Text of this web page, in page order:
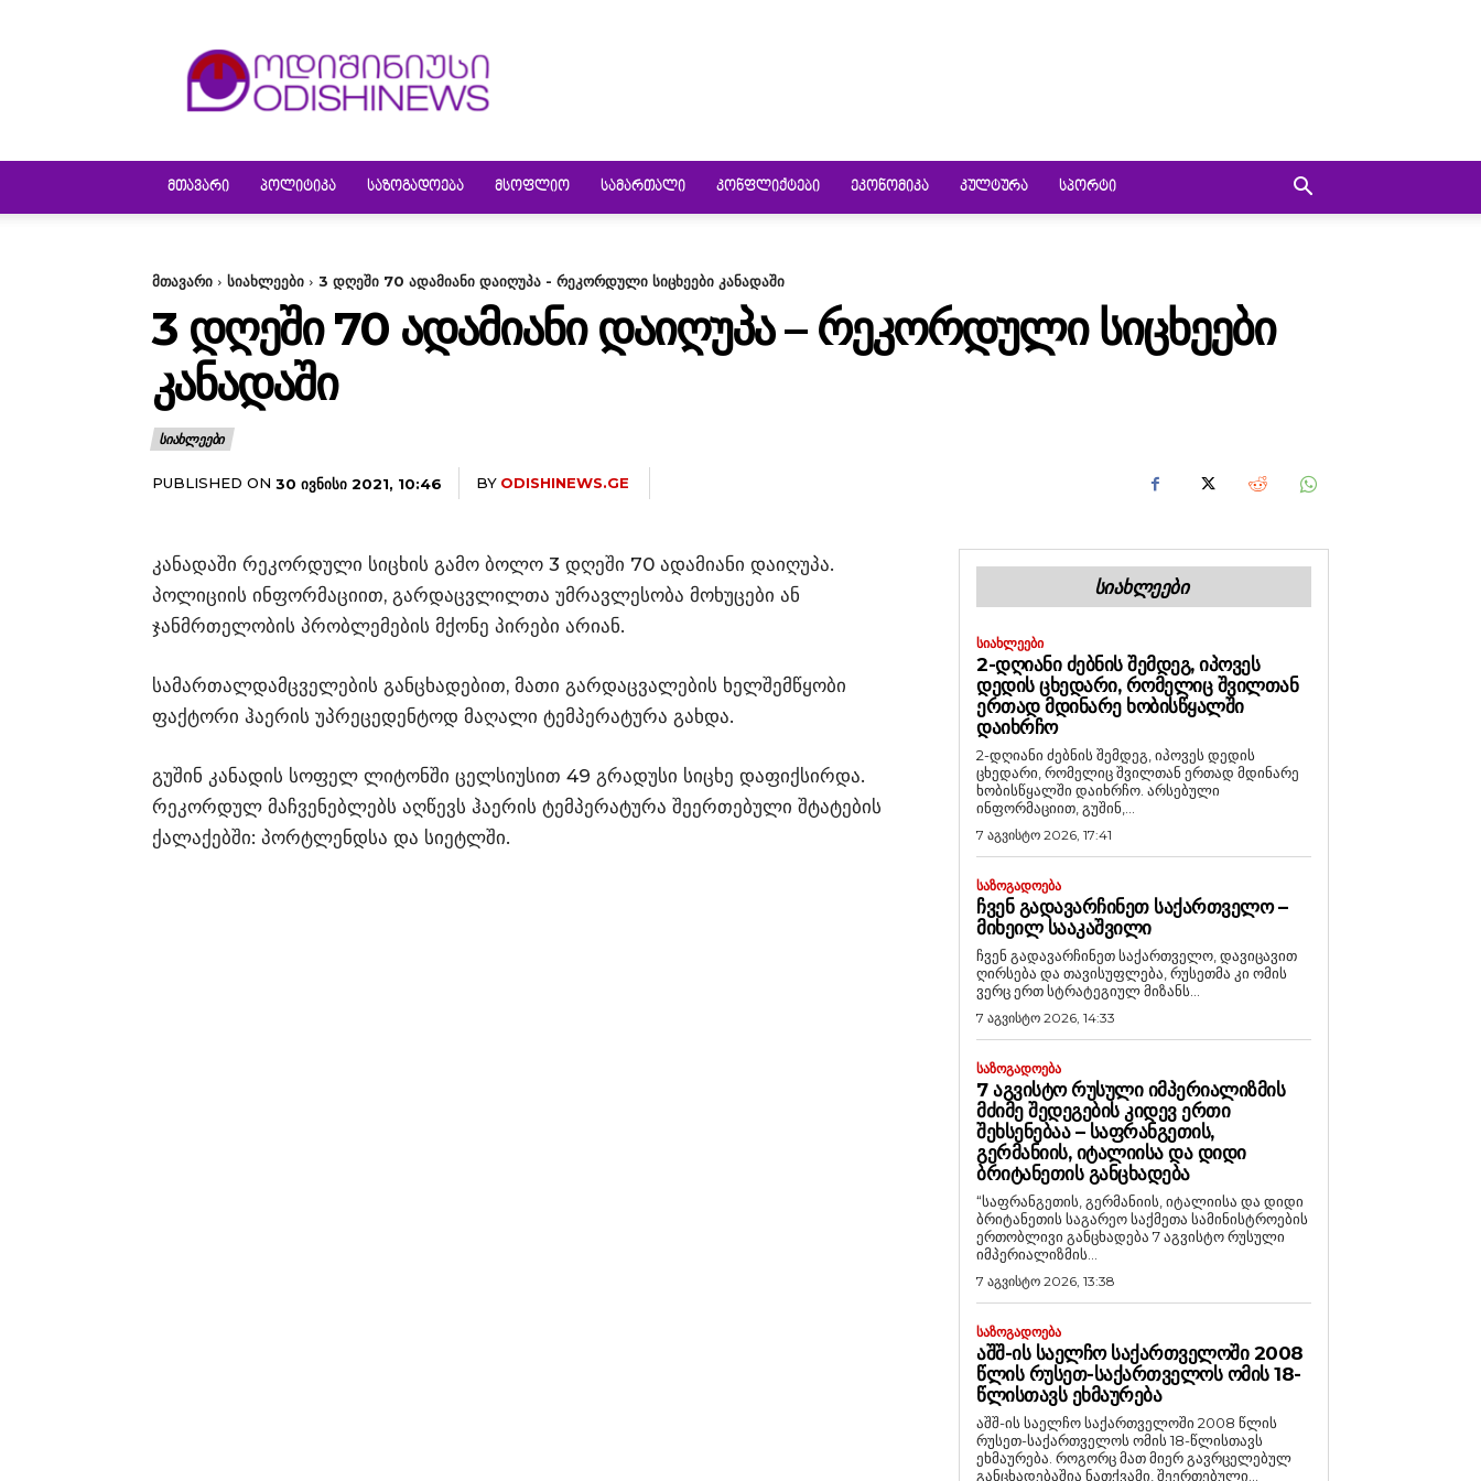
ᲛᲗᲐᲕᲐᲠᲘ ᲞᲝᲚᲘᲢᲘᲙᲐ ᲡᲐᲖᲝᲒᲐᲓᲝᲔᲑᲐ ᲛᲡᲝᲤᲚᲘᲝ ᲡᲐᲛᲐᲠᲗᲐᲚᲘ ᲙᲝᲜᲤᲚᲘᲥᲢᲔᲑᲘ ᲔᲙᲝᲜᲝᲛᲘᲙᲐ ᲙᲣᲚᲢᲣᲠᲐ ᲡᲞᲝᲠᲢᲘ
მთავარი სიახლეები 3 დღეში 70 ადამიანი დაიღუპა - რეკორდული სიცხეები კანადაში
3 ᲓᲦᲔᲨᲘ 70 ᲐᲓᲐᲛᲘᲐᲜᲘ ᲓᲐᲘᲦᲣᲞᲐ – ᲠᲔᲙᲝᲠᲓᲣᲚᲘ ᲡᲘᲪᲮᲔᲔᲑᲘ
ᲙᲐᲜᲐᲓᲐᲨᲘ
ᲡᲘᲐᲮᲚᲔᲔᲑᲘ
PUBLISHED ON 30 ᲘᲕᲜᲘᲡᲘ 2021, 10:46 BY ODISHINEWS.GE
კანადაში რეკორდული სიცხის გამო ბოლო 3 დღეში 70 ადამიანი დაიღუპა.
პოლიციის ინფორმაციით, გარდაცვლილთა უმრავლესობა მოხუცები ან
ჯანმრთელობის პრობლემების მქონე პირები არიან.
სამართალდამცველების განცხადებით, მათი გარდაცვალების ხელშემწყობი
ფაქტორი ჰაერის უპრეცედენტოდ მაღალი ტემპერატურა გახდა.
გუშინ კანადის სოფელ ლიტონში ცელსიუსით 49 გრადუსი სიცხე დაფიქსირდა.
რეკორდულ მაჩვენებლებს აღწევს ჰაერის ტემპერატურა შეერთებული შტატების
ქალაქებში: პორტლენდსა და სიეტლში.
ᲡᲘᲐᲮᲚᲔᲔᲑᲘ
ᲡᲘᲐᲮᲚᲔᲔᲑᲘ
2-ᲓᲦᲘᲐᲜᲘ ᲫᲔᲑᲜᲘᲡ ᲨᲔᲛᲓᲔᲒ, ᲘᲞᲝᲕᲔᲡ
ᲓᲔᲓᲘᲡ ᲪᲮᲔᲓᲐᲠᲘ, ᲠᲝᲛᲔᲚᲘᲪ ᲨᲕᲘᲚᲗᲐᲜ
ᲔᲠᲗᲐᲓ ᲛᲓᲘᲜᲐᲠᲔ ᲮᲝᲑᲘᲡᲬᲧᲐᲚᲨᲘ
ᲓᲐᲘᲮᲠᲩᲝ
2-დღიანი ძებნის შემდეგ, იპოვეს დედის
ცხედარი, რომელიც შვილთან ერთად მდინარე
ხობისწყალში დაიხრჩო. არსებული
ინფორმაციით, გუშინ,...
7 აგვისტო 2026, 17:41
ᲡᲐᲖᲝᲒᲐᲓᲝᲔᲑᲐ
ᲩᲕᲔᲜ ᲒᲐᲓᲐᲕᲐᲠᲩᲘᲜᲔᲗ ᲡᲐᲥᲐᲠᲗᲕᲔᲚᲝ –
ᲛᲘᲮᲔᲘᲚ ᲡᲐᲐᲙᲐᲨᲕᲘᲚᲘ
ჩვენ გადავარჩინეთ საქართველო, დავიცავით
ღირსება და თავისუფლება, რუსეთმა კი ომის
ვერც ერთ სტრატეგიულ მიზანს...
7 აგვისტო 2026, 14:33
ᲡᲐᲖᲝᲒᲐᲓᲝᲔᲑᲐ
7 ᲐᲒᲕᲘᲡᲢᲝ ᲠᲣᲡᲣᲚᲘ ᲘᲛᲞᲔᲠᲘᲐᲚᲘᲖᲛᲘᲡ
ᲛᲫᲘᲛᲔ ᲨᲔᲓᲔᲒᲔᲑᲘᲡ ᲙᲘᲓᲔᲕ ᲔᲠᲗᲘ
ᲨᲔᲮᲡᲔᲜᲔᲑᲐᲐ – ᲡᲐᲤᲠᲐᲜᲒᲔᲗᲘᲡ,
ᲒᲔᲠᲛᲐᲜᲘᲘᲡ, ᲘᲢᲐᲚᲘᲘᲡᲐ ᲓᲐ ᲓᲘᲓᲘ
ᲑᲠᲘᲢᲐᲜᲔᲗᲘᲡ ᲒᲐᲜᲪᲮᲐᲓᲔᲑᲐ
“საფრანგეთის, გერმანიის, იტალიისა და დიდი
ბრიტანეთის საგარეო საქმეთა სამინისტროების
ერთობლივი განცხადება 7 აგვისტო რუსული
იმპერიალიზმის...
7 აგვისტო 2026, 13:38
ᲡᲐᲖᲝᲒᲐᲓᲝᲔᲑᲐ
ᲐᲨᲨ-ᲘᲡ ᲡᲐᲔᲚᲩᲝ ᲡᲐᲥᲐᲠᲗᲕᲔᲚᲝᲨᲘ 2008
ᲬᲚᲘᲡ ᲠᲣᲡᲔᲗ-ᲡᲐᲥᲐᲠᲗᲕᲔᲚᲝᲡ ᲝᲛᲘᲡ 18-
ᲬᲚᲘᲡᲗᲐᲕᲡ ᲔᲮᲛᲐᲣᲠᲔᲑᲐ
აშშ-ის საელჩო საქართველოში 2008 წლის
რუსეთ-საქართველოს ომის 18-წლისთავს
ეხმაურება. როგორც მათ მიერ გავრცელებულ
განცხადებაშია ნათქვამი, შეერთებული...